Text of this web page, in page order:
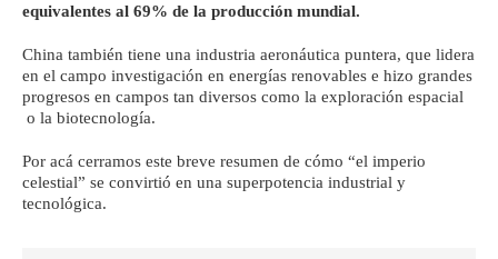
equivalentes al 69% de la producción mundial.
China también tiene una industria aeronáutica puntera, que lidera
en el campo investigación en energías renovables e hizo grandes
progresos en campos tan diversos como la exploración espacial
o la biotecnología.
Por acá cerramos este breve resumen de cómo “el imperio
celestial” se convirtió en una superpotencia industrial y
tecnológica.